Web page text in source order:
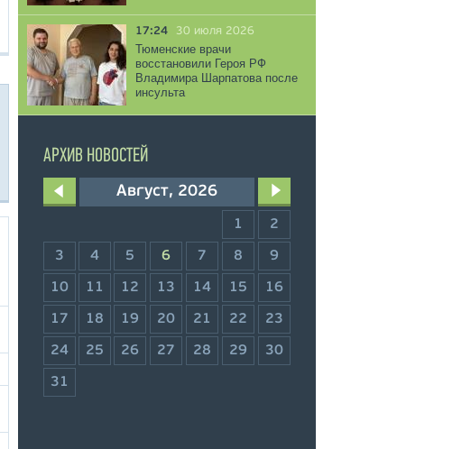
17:24 30 июля 2026
Тюменские врачи
восстановили Героя РФ
Владимира Шарпатова после
инсульта
АРХИВ НОВОСТЕЙ
Август, 2026
1 2
3 4 5 6 7 8 9
10 11 12 13 14 15 16
17 18 19 20 21 22 23
24 25 26 27 28 29 30
31